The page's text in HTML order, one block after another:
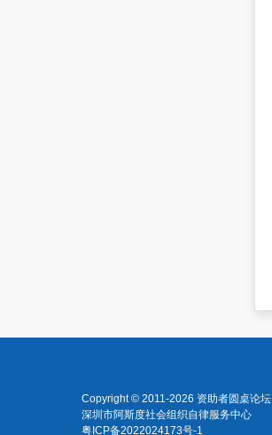
Copyright © 2011-2026 资助者圆桌论坛
深圳市阿斯度社会组织自律服务中心
粤ICP备2022024173号-1